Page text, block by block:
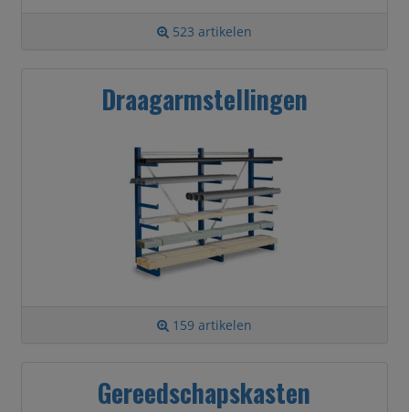
523 artikelen
Draagarmstellingen
159 artikelen
Gereedschapskasten